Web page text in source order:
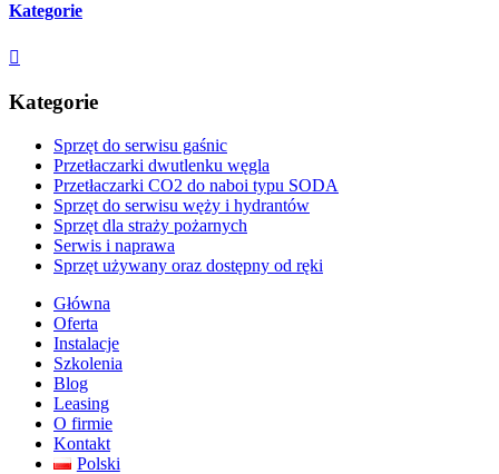
Kategorie
Kategorie
Sprzęt do serwisu gaśnic
Przetłaczarki dwutlenku węgla
Przetłaczarki CO2 do naboi typu SODA
Sprzęt do serwisu węży i hydrantów
Sprzęt dla straży pożarnych
Serwis i naprawa
Sprzęt używany oraz dostępny od ręki
Główna
Oferta
Instalacje
Szkolenia
Blog
Leasing
O firmie
Kontakt
Polski